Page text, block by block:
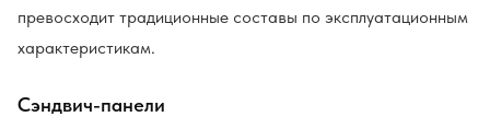
превосходит традиционные составы по эксплуатационным
характеристикам.
Сэндвич-панели